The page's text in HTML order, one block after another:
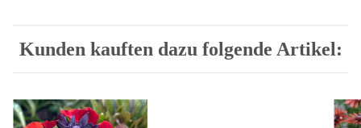
Kunden kauften dazu folgende Artikel: